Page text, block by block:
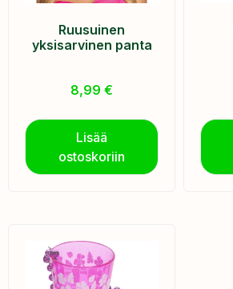
Ruusuinen
yksisarvinen panta
8,99 €
Lisää
ostoskoriin